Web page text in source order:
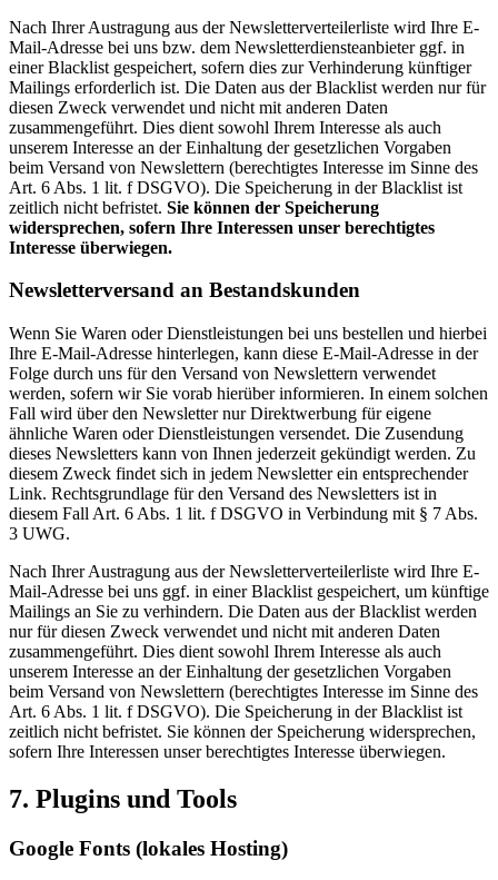
Nach Ihrer Austragung aus der Newsletterverteilerliste wird Ihre E-
Mail-Adresse bei uns bzw. dem Newsletterdiensteanbieter ggf. in
einer Blacklist gespeichert, sofern dies zur Verhinderung künftiger
Mailings erforderlich ist. Die Daten aus der Blacklist werden nur für
diesen Zweck verwendet und nicht mit anderen Daten
zusammengeführt. Dies dient sowohl Ihrem Interesse als auch
unserem Interesse an der Einhaltung der gesetzlichen Vorgaben
beim Versand von Newslettern (berechtigtes Interesse im Sinne des
Art. 6 Abs. 1 lit. f DSGVO). Die Speicherung in der Blacklist ist
zeitlich nicht befristet. Sie können der Speicherung
widersprechen, sofern Ihre Interessen unser berechtigtes
Interesse überwiegen.
Newsletterversand an Bestandskunden
Wenn Sie Waren oder Dienstleistungen bei uns bestellen und hierbei
Ihre E-Mail-Adresse hinterlegen, kann diese E-Mail-Adresse in der
Folge durch uns für den Versand von Newslettern verwendet
werden, sofern wir Sie vorab hierüber informieren. In einem solchen
Fall wird über den Newsletter nur Direktwerbung für eigene
ähnliche Waren oder Dienstleistungen versendet. Die Zusendung
dieses Newsletters kann von Ihnen jederzeit gekündigt werden. Zu
diesem Zweck findet sich in jedem Newsletter ein entsprechender
Link. Rechtsgrundlage für den Versand des Newsletters ist in
diesem Fall Art. 6 Abs. 1 lit. f DSGVO in Verbindung mit § 7 Abs.
3 UWG.
Nach Ihrer Austragung aus der Newsletterverteilerliste wird Ihre E-
Mail-Adresse bei uns ggf. in einer Blacklist gespeichert, um künftige
Mailings an Sie zu verhindern. Die Daten aus der Blacklist werden
nur für diesen Zweck verwendet und nicht mit anderen Daten
zusammengeführt. Dies dient sowohl Ihrem Interesse als auch
unserem Interesse an der Einhaltung der gesetzlichen Vorgaben
beim Versand von Newslettern (berechtigtes Interesse im Sinne des
Art. 6 Abs. 1 lit. f DSGVO). Die Speicherung in der Blacklist ist
zeitlich nicht befristet. Sie können der Speicherung widersprechen,
sofern Ihre Interessen unser berechtigtes Interesse überwiegen.
7. Plugins und Tools
Google Fonts (lokales Hosting)